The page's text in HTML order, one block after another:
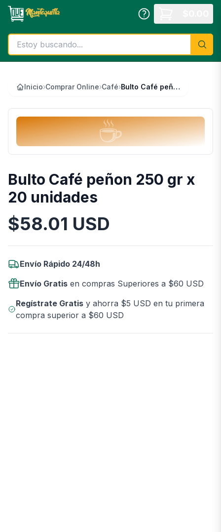
Saltar al contenido principal
Inicio›Comprar Online›Café› Bulto Café peñon 250 gr x 20 unidades
☕
Bulto Café peñon 250 gr x
20 unidades
Información del Producto
$58.01 USD
Envío Rápido 24/48h
Envío Gratis en compras Superiores a $60 USD
Regístrate Gratisy ahorra $5 USD en tu primera
compra superior a $60 USD